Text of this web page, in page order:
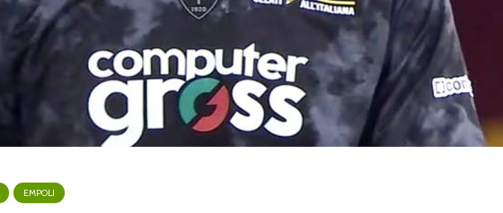
EMPOLI